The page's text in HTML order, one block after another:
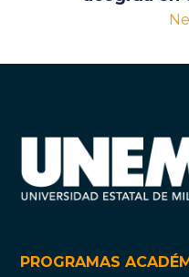
PROGRAMAS